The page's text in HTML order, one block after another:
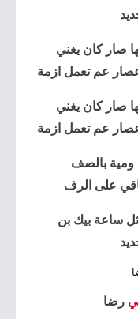
صار كان يغني
عم تعمل ازمة
صار كان يغني
عم تعمل ازمة
ومية بالصف
على الرف
ساعة بيك بن
رضا